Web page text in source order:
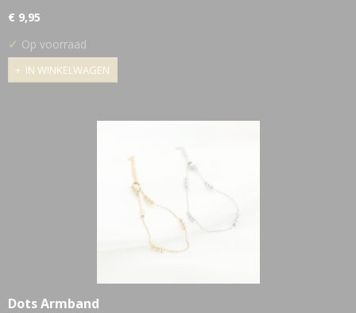
€ 9,95
✓ Op voorraad
IN WINKELWAGEN
Dots Armband